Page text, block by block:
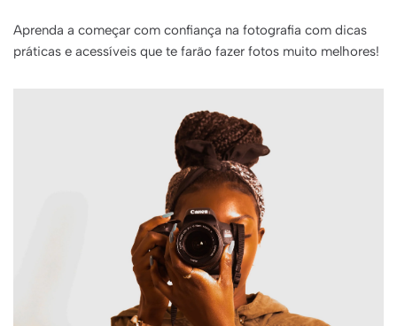
Aprenda a começar com confiança na fotografia com dicas
práticas e acessíveis que te farão fazer fotos muito melhores!